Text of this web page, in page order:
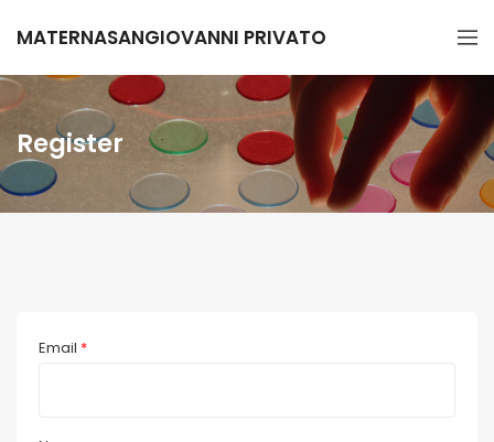
MATERNASANGIOVANNI PRIVATO
Register
Email *